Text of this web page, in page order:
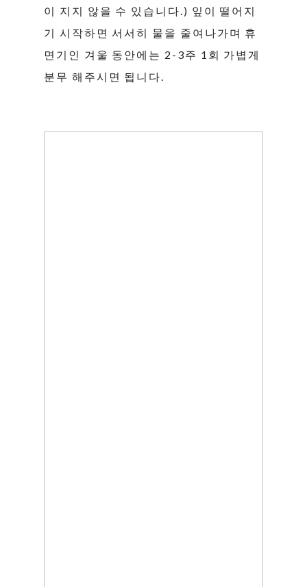
이 지지 않을 수 있습니다.) 잎이 떨어지
기 시작하면 서서히 물을 줄여나가며 휴
면기인 겨울 동안에는 2-3주 1회 가볍게
분무 해주시면 됩니다.